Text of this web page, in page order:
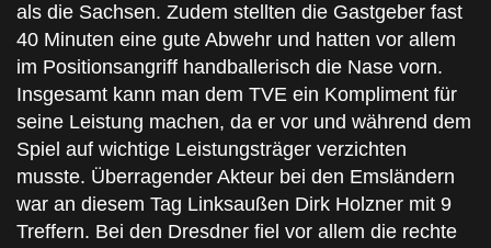
als die Sachsen. Zudem stellten die Gastgeber fast
40 Minuten eine gute Abwehr und hatten vor allem
im Positionsangriff handballerisch die Nase vorn.
Insgesamt kann man dem TVE ein Kompliment für
seine Leistung machen, da er vor und während dem
Spiel auf wichtige Leistungsträger verzichten
musste. Überragender Akteur bei den Emsländern
war an diesem Tag Linksaußen Dirk Holzner mit 9
Treffern. Bei den Dresdner fiel vor allem die rechte